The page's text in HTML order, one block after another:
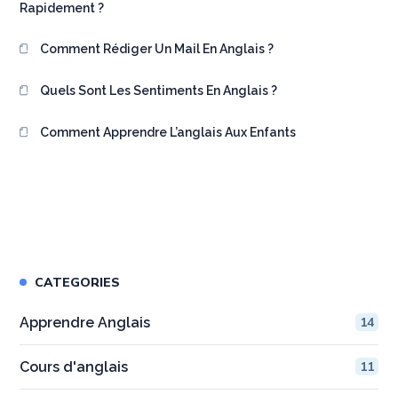
Rapidement ?
Comment Rédiger Un Mail En Anglais ?
Quels Sont Les Sentiments En Anglais ?
Comment Apprendre L’anglais Aux Enfants
CATEGORIES
Apprendre Anglais 14
Cours d'anglais 11